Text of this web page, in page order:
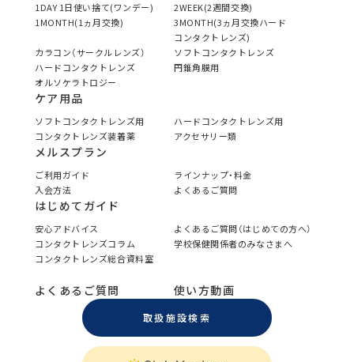
1DAY 1日使い捨て(ワンデー)
2WEEK(2週間交換)
1MONTH(1ヵ月交換)
3MONTH(3ヵ月交換ハード
コンタクトレンズ)
カラコン（サークルレンズ）
ソフトコンタクトレンズ
ハードコンタクトレンズ
円錐角膜用
オルソケラトロジー
ケア用品
ソフトコンタクトレンズ用
ハードコンタクトレンズ用
コンタクトレンズ装着薬
アクセサリー類
メルスプラン
ご利用ガイド
ラインナップ・料金
入会方法
よくあるご質問
はじめてガイド
安心アドバイス
よくあるご質問（はじめての方へ）
コンタクトレンズコラム
学校保健関係者のみなさまへ
コンタクトレンズ総合資料室
よくあるご質問 使い方動画
取扱施設検索